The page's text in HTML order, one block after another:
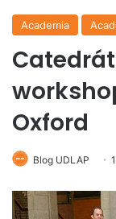
Academia
Oxford
Blog UDLAP